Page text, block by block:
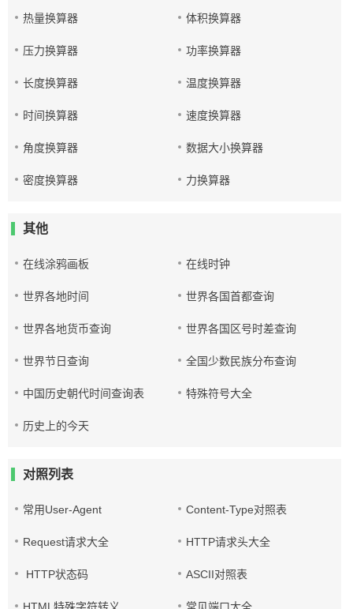
热量换算器 体积换算器
压力换算器 功率换算器
长度换算器 温度换算器
时间换算器 速度换算器
角度换算器 数据大小换算器
密度换算器 力换算器
其他
在线涂鸦画板 在线时钟
世界各地时间 世界各国首都查询
世界各地货币查询 世界各国区号时差查询
世界节日查询 全国少数民族分布查询
中国历史朝代时间查询表 特殊符号大全
历史上的今天
对照列表
常用User-Agent Content-Type对照表
Request请求大全 HTTP请求头大全
HTTP状态码 ASCII对照表